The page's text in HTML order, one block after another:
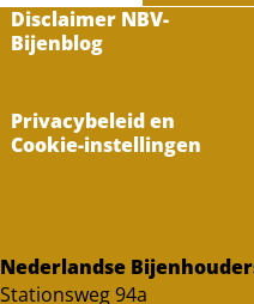
Disclaimer NBV-
Bijenblog
Privacybeleid en
Cookie-instellingen
Nederlandse
Stationsweg 94a